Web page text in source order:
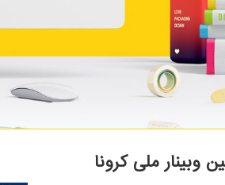
وبینار ملی كرونا